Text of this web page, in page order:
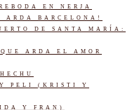
EN NERJA
ARDA BARCELONA!
DE SANTA MARÍA:
ARDA EL AMOR
PELI (KRISTI Y
Y FRAN)